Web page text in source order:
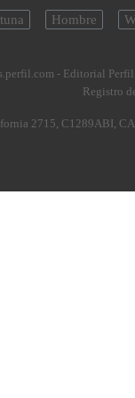
Hombre
- Editorial Perfil
Registro
2715, C1289ABI,